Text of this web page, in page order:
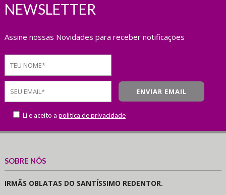
NEWSLETTER
Assine nossas Novidades para receber notificações
Li e aceito a política de privacidade
SOBRE NÓS
IRMÃS OBLATAS DO SANTÍSSIMO REDENTOR.